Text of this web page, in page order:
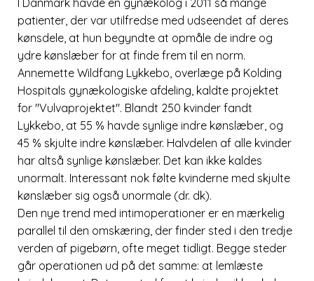
I Danmark havde en gynækolog i 2011 så mange
patienter, der var utilfredse med udseendet af deres
kønsdele, at hun begyndte at opmåle de indre og
ydre kønslæber for at finde frem til en norm.
Annemette Wildfang Lykkebo, overlæge på Kolding
Hospitals gynækologiske afdeling, kaldte projektet
for Vulvaprojektet . Blandt 250 kvinder fandt
Lykkebo, at 55 % havde synlige indre kønslæber, og
45 % skjulte indre kønslæber. Halvdelen af alle kvinder
har altså synlige kønslæber. Det kan ikke kaldes
unormalt. Interessant nok følte kvinderne med skjulte
kønslæber sig også unormale (dr. dk).
Den nye trend med intimoperationer er en mærkelig
parallel til den omskæring, der finder sted i den tredje
verden af pigebørn, ofte meget tidligt. Begge steder
går operationen ud på det samme: at lemlæste